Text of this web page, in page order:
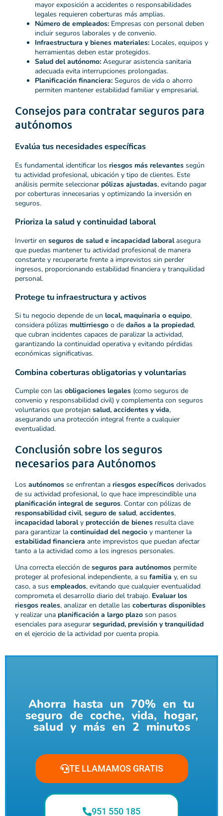
mayor exposición a accidentes o responsabilidades
legales requieren coberturas más amplias.
Número de empleados: Empresas con personal deben
incluir seguros laborales y de convenio.
Infraestructura y bienes materiales: Locales, equipos y
herramientas deben estar protegidos.
Salud del autónomo: Asegurar asistencia sanitaria
adecuada evita interrupciones prolongadas.
Planificación financiera: Seguros de vida o ahorro
permiten mantener estabilidad familiar y empresarial.
Consejos para contratar seguros para
autónomos
Evalúa tus necesidades específicas
Es fundamental identificar los riesgos más relevantes según
tu actividad profesional, ubicación y tipo de clientes. Este
análisis permite seleccionar pólizas ajustadas, evitando pagar
por coberturas innecesarias y optimizando la inversión en
seguros.
Prioriza la salud y continuidad laboral
Invertir en seguros de salud e incapacidad laboralasegura
que puedas mantener tu actividad profesional de manera
constante y recuperarte frente a imprevistos sin perder
ingresos, proporcionando estabilidad financiera y tranquilidad
personal.
Protege tu infraestructura y activos
Si tu negocio depende de un local, maquinaria o equipo,
considera pólizas multirriesgo o de daños a la propiedad,
que cubran incidentes capaces de paralizar la actividad,
garantizando la continuidad operativa y evitando pérdidas
económicas significativas.
Combina coberturas obligatorias y voluntarias
Cumple con las obligaciones legales (como seguros de
convenio y responsabilidad civil) y complementa con seguros
voluntarios que protejan salud, accidentes y vida,
asegurando una protección integral frente a cualquier
eventualidad.
Conclusión sobre los seguros
necesarios para Autónomos
Los autónomos se enfrentan a riesgos específicos derivados
de su actividad profesional, lo que hace imprescindible una
planificación integral de seguros. Contar con pólizas de
responsabilidad civil, seguro de salud, accidentes,
incapacidad laboraly protección de bienes resulta clave
para garantizar la continuidad del negocio y mantener la
estabilidad financiera ante imprevistos que puedan afectar
tanto a la actividad como a los ingresos personales.
Una correcta elección de seguros para autónomos permite
proteger al profesional independiente, a su familia y, en su
caso, a sus empleados, evitando que cualquier eventualidad
comprometa el desarrollo diario del trabajo. Evaluar los
riesgos reales, analizar en detalle las coberturas disponibles
y realizar una planificación a largo plazo son pasos
esenciales para asegurar seguridad, previsión y tranquilidad
en el ejercicio de la actividad por cuenta propia.
Ahorra hasta un 70% en tu
seguro de coche, vida, hogar,
salud y más en 2 minutos
TE LLAMAMOS GRATIS
951 550 185